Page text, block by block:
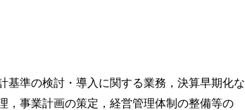
基準の検討・導入に関する業務，決算早期化な
，事業計画の策定，経営管理体制の整備等の